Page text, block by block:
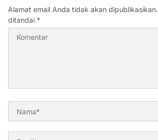
Alamat email Anda tidak akan dipublikasikan.
ditandai *